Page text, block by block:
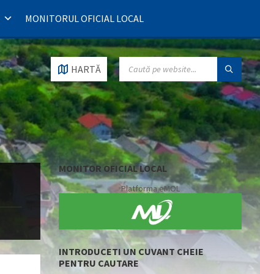
MONITORUL OFICIAL LOCAL
HARTĂ
SEARCH:
MONITOR OFICIAL LOCAL
Platforma eMOL
INTRODUCETI UN CUVANT CHEIE
PENTRU CAUTARE